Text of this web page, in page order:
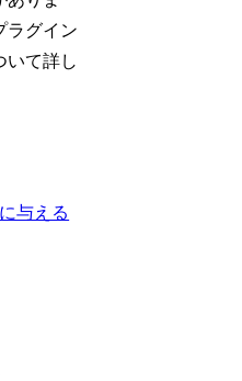
ラグイン
いて詳し
与える